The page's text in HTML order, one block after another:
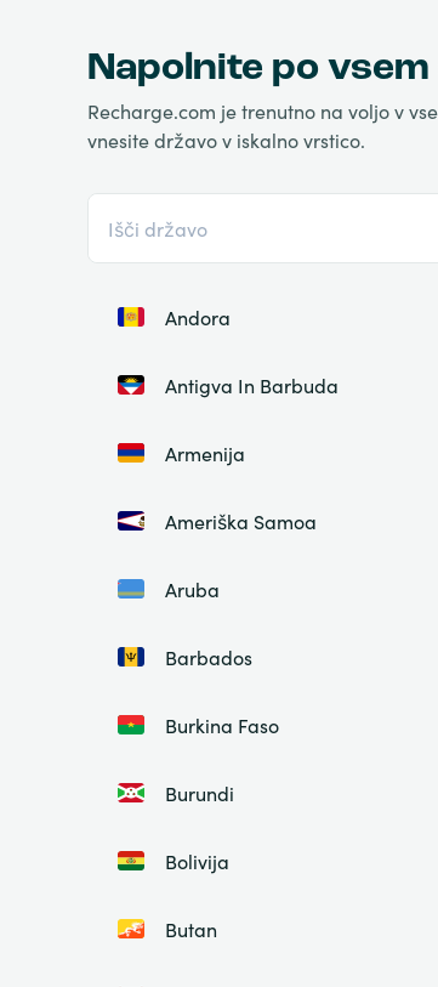
Napolnite po
Recharge.com je trenutno na voljo v
vnesite državo v iskalno vrstico.
Andora
Antigva In Barbuda
Armenija
Ameriška Samoa
Aruba
Barbados
Burkina Faso
Burundi
Bolivija
Butan